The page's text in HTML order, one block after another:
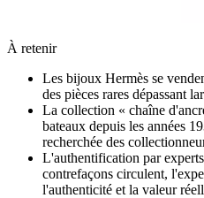
À retenir
Les bijoux Hermès se
des pièces rares dépassant
La collection « chaîne
bateaux depuis les années
recherchée des
L'authentification par
contrefaçons circulent,
l'authenticité et la valeur